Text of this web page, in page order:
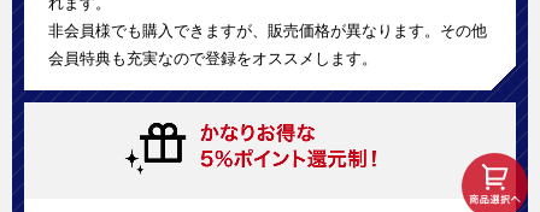
非会員様でも購入できますが、販売価格が異なります。その他
会員特典も充実なので登録をオススメします。